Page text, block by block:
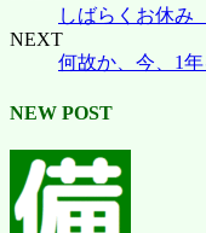
しばらくお休み
NEXT
何故か、今、1
NEW POST